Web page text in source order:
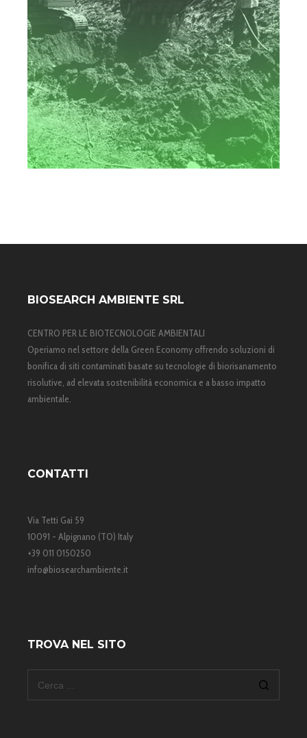
BIOSEARCH AMBIENTE SRL
CENTRO PER LE BIOTECNOLOGIE AMBIENTALI
Operiamo nel settore della Green Economy offrendo soluzioni di
bonifica di siti contaminati basate su tecnologie di biorisanamento
risolutive, ad elevata sostenibilità economica e a basso impatto
ambientale.
CONTATTI
Via Tetti Gai 59
10091 - Alpignano (TO) Italy
+39 011 0150250
info@biosearchambiente.it
TROVA NEL SITO